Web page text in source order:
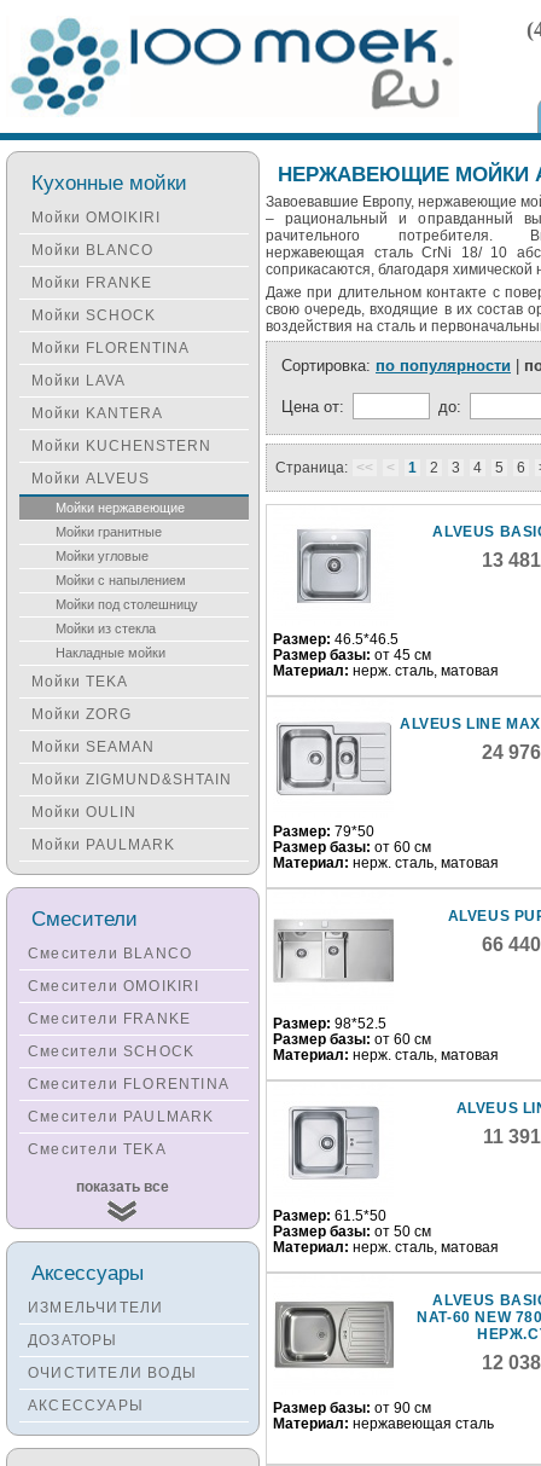
НЕРЖАВЕЮЩИЕ МОЙКИ
Завоевавшие Европу, нержавеющие
– рациональный и оправданный
рачительного потребителя.
нержавеющая сталь CrNi 18/ 10
соприкасаются, благодаря
Даже при длительном контакте с
свою очередь, входящие в их состав
воздействия на сталь и
Сортировка: по популярности
Цена от: до:
Страница: << < 1 2 3 4 5 6
ALVEUS
13
Размер: 46.5*46.5
Размер базы: от 45 см
Материал: нерж. сталь, матовая
ALVEUS LINE
24
Размер: 79*50
Размер базы: от 60 см
Материал: нерж. сталь, матовая
ALVEUS
66
Размер: 98*52.5
Размер базы: от 60 см
Материал: нерж. сталь, матовая
ALVEUS
11
Размер: 61.5*50
Размер базы: от 50 см
Материал: нерж. сталь, матовая
ALVEUS
NAT-60 NEW
12
Размер базы: от 90 см
Материал: нержавеющая сталь
Кухонные мойки
Мойки OMOIKIRI
Мойки BLANCO
Мойки FRANKE
Мойки SCHOCK
Мойки FLORENTINA
Мойки LAVA
Мойки KANTERA
Мойки KUCHENSTERN
Мойки ALVEUS
Мойки нержавеющие
Мойки гранитные
Мойки угловые
Мойки с напылением
Мойки под столешницу
Мойки из стекла
Накладные мойки
Мойки TEKA
Мойки ZORG
Мойки SEAMAN
Мойки ZIGMUND&SHTAIN
Мойки OULIN
Мойки PAULMARK
Смесители
Смесители BLANCO
Смесители OMOIKIRI
Смесители FRANKE
Смесители SCHOCK
Смесители FLORENTINA
Смесители PAULMARK
Смесители TEKA
Смесители
KUCHENSTERN
Смесители ZORG
Смесители KANTERA
Смесители SEAMAN
Смесители
Zigmund&Shtain
Смесители OULIN
Смесители под бронзу
показать все
Аксессуары
ИЗМЕЛЬЧИТЕЛИ
ДОЗАТОРЫ
ОЧИСТИТЕЛИ ВОДЫ
АКСЕССУАРЫ